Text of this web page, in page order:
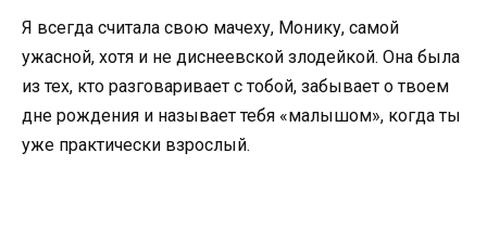
Я всегда считала свою мачеху, Монику, самой
ужасной, хотя и не диснеевской злодейкой. Она была
из тех, кто разговаривает с тобой, забывает о твоем
дне рождения и называет тебя «малышом», когда ты
уже практически взрослый.